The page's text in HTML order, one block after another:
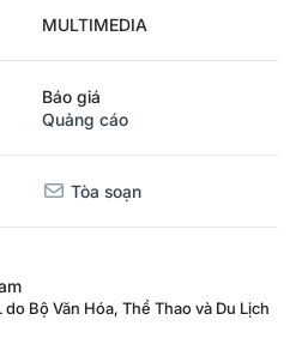
MULTIMEDIA
Báo giá
Quảng cáo
Tòa soạn
Bộ Văn Hóa, Thể Thao và Du Lịch